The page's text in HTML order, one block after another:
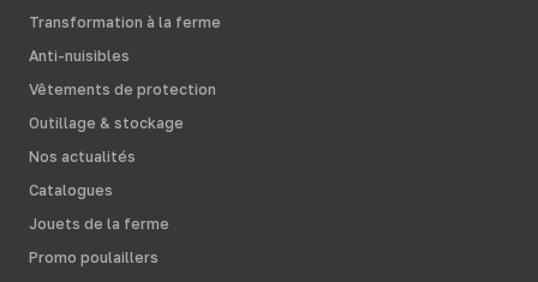
Transformation à la ferme
Anti-nuisibles
Vêtements de protection
Outillage & stockage
Nos actualités
Catalogues
Jouets de la ferme
Promo poulaillers